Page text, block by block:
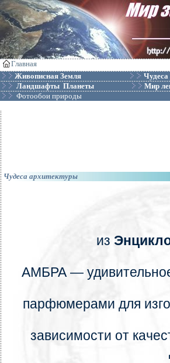
Главная
Живописная Земля
Чудеса
Ландшафты Планеты
Мир
Фотообои природы
Чудеса архитектуры
из
АМБРА —
парфюмерами для
зависимости от